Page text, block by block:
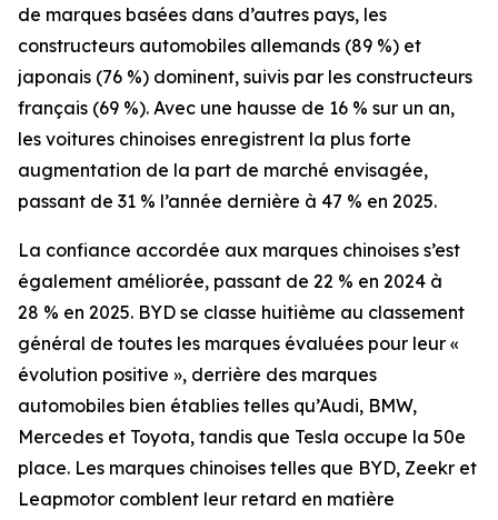
de marques basées dans d’autres pays, les
constructeurs automobiles allemands (89 %) et
japonais (76 %) dominent, suivis par les constructeurs
français (69 %). Avec une hausse de 16 % sur un an,
les voitures chinoises enregistrent la plus forte
augmentation de la part de marché envisagée,
passant de 31 % l’année dernière à 47 % en 2025.
La confiance accordée aux marques chinoises s’est
également améliorée, passant de 22 % en 2024 à
28 % en 2025. BYD se classe huitième au classement
général de toutes les marques évaluées pour leur «
évolution positive », derrière des marques
automobiles bien établies telles qu’Audi, BMW,
Mercedes et Toyota, tandis que Tesla occupe la 50e
place. Les marques chinoises telles que BYD, Zeekr et
Leapmotor comblent leur retard en matière